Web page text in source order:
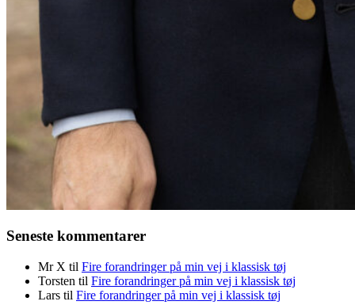
Seneste kommentarer
Mr X til Fire forandringer på min vej i klassisk tøj
Torsten til Fire forandringer på min vej i klassisk tøj
Lars til Fire forandringer på min vej i klassisk tøj